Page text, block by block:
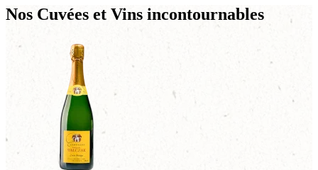
Nos Cuvées et Vins incontournables